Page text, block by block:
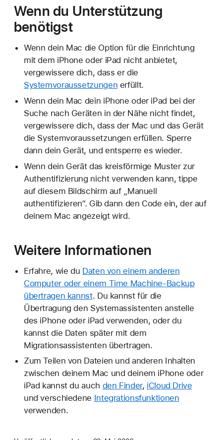
Wenn du Unterstützung
benötigst
Wenn dein Mac die Option für die Einrichtung
mit dem iPhone oder iPad nicht anbietet,
vergewissere dich, dass er die
Systemvoraussetzungen erfüllt.
Wenn dein Mac dein iPhone oder iPad bei der
Suche nach Geräten in der Nähe nicht findet,
vergewissere dich, dass der Mac und das Gerät
die Systemvoraussetzungen erfüllen. Sperre
dann dein Gerät, und entsperre es wieder.
Wenn dein Gerät das kreisförmige Muster zur
Authentifizierung nicht verwenden kann, tippe
auf diesem Bildschirm auf „Manuell
authentifizieren“. Gib dann den Code ein, der auf
deinem Mac angezeigt wird.
Weitere Informationen
Erfahre, wie du Daten von einem anderen
Computer oder einem Time Machine-Backup
übertragen kannst. Du kannst für die
Übertragung den Systemassistenten anstelle
des iPhone oder iPad verwenden, oder du
kannst die Daten später mit dem
Migrationsassistenten übertragen.
Zum Teilen von Dateien und anderen Inhalten
zwischen deinem Mac und deinem iPhone oder
iPad kannst du auch den Finder, iCloud Drive
und verschiedene Integrationsfunktionen
verwenden.